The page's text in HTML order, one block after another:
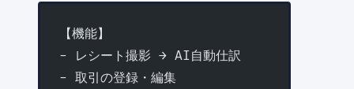
【機能】
- レシート撮影 → AI自動仕訳
- 取引の登録・編集